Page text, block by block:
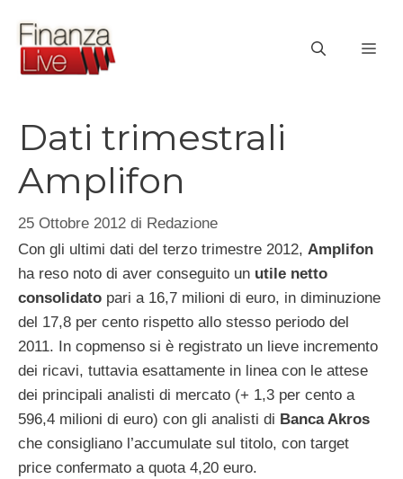
contenuto
Dati trimestrali
Amplifon
25 Ottobre 2012 di Redazione
Con gli ultimi dati del terzo trimestre 2012, Amplifon
ha reso noto di aver conseguito un utile netto
consolidato pari a 16,7 milioni di euro, in diminuzione
del 17,8 per cento rispetto allo stesso periodo del
2011. In copmenso si è registrato un lieve incremento
dei ricavi, tuttavia esattamente in linea con le attese
dei principali analisti di mercato (+ 1,3 per cento a
596,4 milioni di euro) con gli analisti di Banca Akros
che consigliano l’accumulate sul titolo, con target
price confermato a quota 4,20 euro.